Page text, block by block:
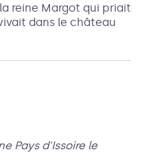
reine Margot qui priait
dans le château
Pays d'Issoire le